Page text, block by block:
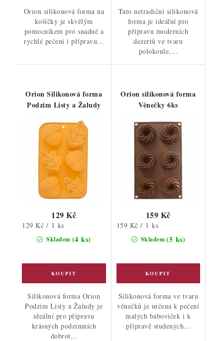
Orion silikonová forma na
košíčky je skvělým
pomocníkem pro snadné a
rychlé pečení i přípravu...
Tato netradiční silikonová
forma je ideální pro
přípravu moderních
dezertů ve tvaru
polokoule,...
Orion Silikonová forma
Podzim Listy a Žaludy
Skladem (4 ks)
129 Kč
Měrná
129 Kč / 1 ks
Silikonová forma Orion
Podzim Listy a Žaludy je
ideální pro přípravu
krásných podzimních
dobrot...
Orion silikonová forma
Věnečky 6ks
Skladem(5 ks)
159 Kč
Měrná
159 Kč / 1 ks
Silikonová forma ve tvaru
věnečků je určena k pečení
malých báboviček i k
přípravě studených...